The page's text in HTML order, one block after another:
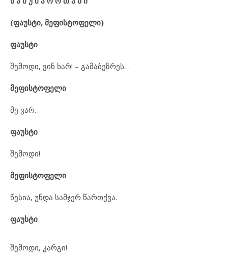
(ფაუსტი, მეფისტოფელი)
ფაუსტი
შემოდი, ვინ ხარ! – გამაბეზრეს…
მეფისტოფელი
მე ვარ.
ფაუსტი
შემოდი!
მეფისტოფელი
წესია, უნდა სამჯერ წართქვა.
ფაუსტი
შემოდი, კარგი!